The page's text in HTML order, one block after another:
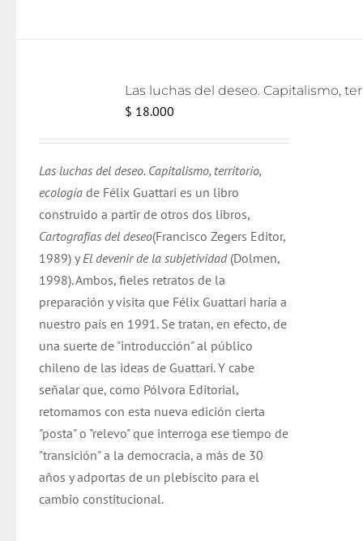
Las
$ 18.000
Las luchas del deseo. Capitalismo, territorio,
ecología de Félix Guattari es un libro
construido a partir de otros dos libros,
Cartografías del deseo(Francisco Zegers Editor,
1989) yEl devenir de la subjetividad(Dolmen,
1998). Ambos, fieles retratos de la
preparación y visita que Félix Guattari haría a
nuestro país en 1991. Se tratan, en efecto, de
una suerte de "introducción" al público
chileno de las ideas de Guattari. Y cabe
señalar que, como Pólvora Editorial,
retomamos con esta nueva edición cierta
"posta" o "relevo" que interroga ese tiempo de
"transición" a la democracia, a más de 30
años y adportas de un plebiscito para el
cambio constitucional.